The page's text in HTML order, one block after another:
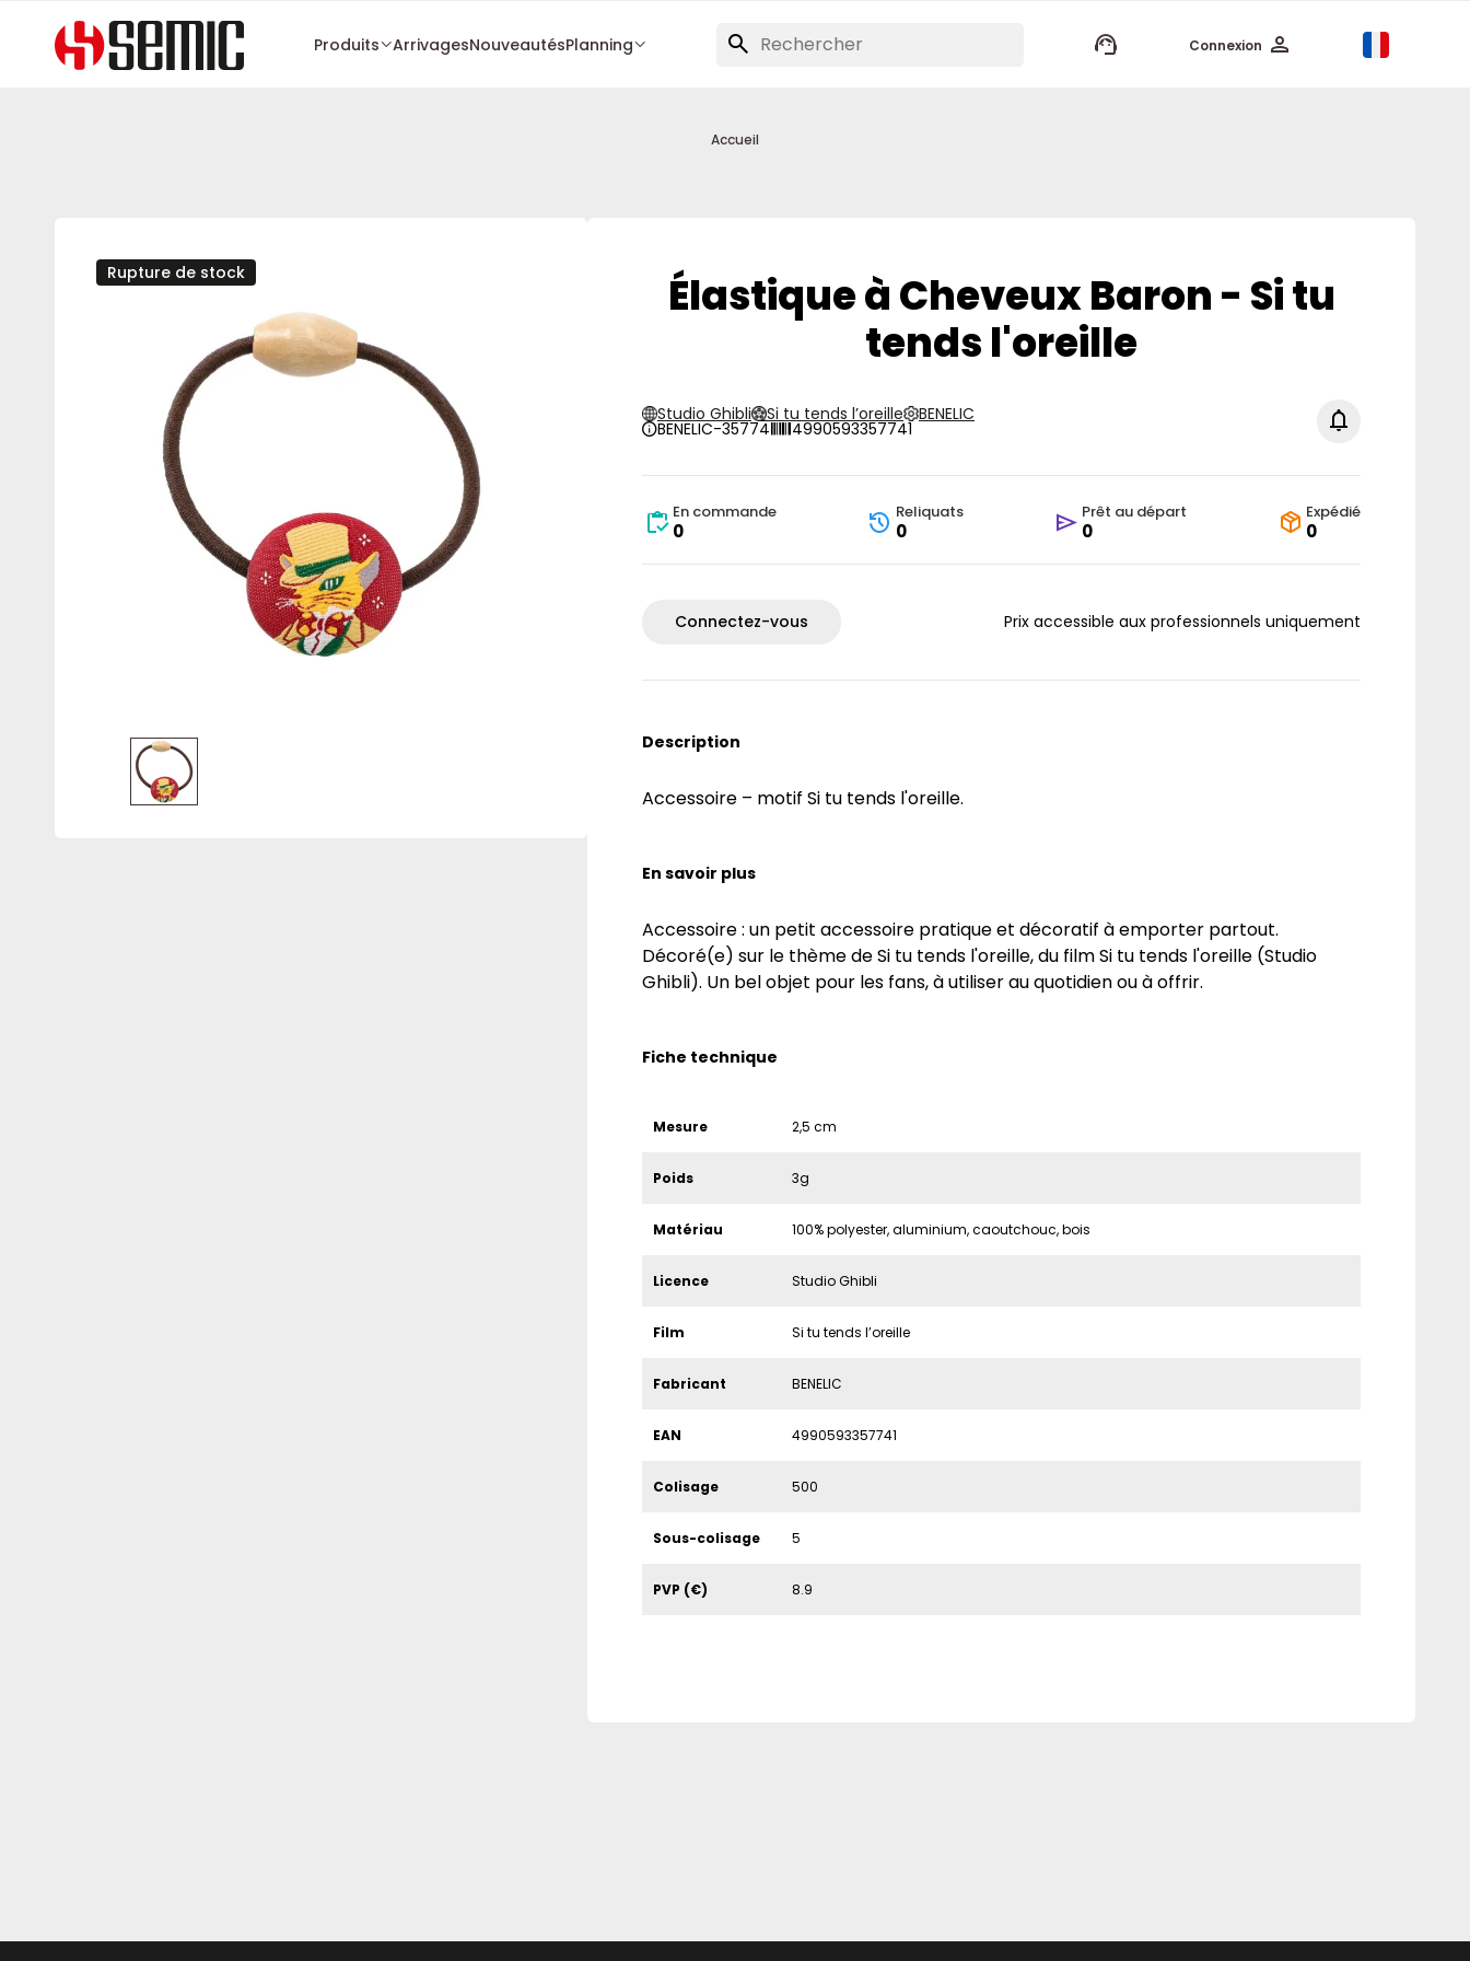
Produits ArrivagesNouveautésPlanning Connexion
Accueil
Rupture de stock
Élastique à Cheveux Baron - Si tu
tends l'oreille
Studio Ghibli Si tu tends l’oreille BENELIC
BENELIC-35774 4990593357741
En commande
0
Reliquats
0
Prêt au départ
0
Expédié
0
Connectez-vous Prix accessible aux professionnels uniquement
Description
Accessoire – motif Si tu tends l'oreille.
En savoir plus
Accessoire : un petit accessoire pratique et décoratif à emporter partout.
Décoré(e) sur le thème de Si tu tends l'oreille, du film Si tu tends l'oreille (Studio
Ghibli). Un bel objet pour les fans, à utiliser au quotidien ou à offrir.
Fiche technique
Mesure 2,5 cm
Poids 3g
Matériau 100% polyester, aluminium, caoutchouc, bois
Licence Studio Ghibli
Film Si tu tends l’oreille
Fabricant BENELIC
EAN 4990593357741
Colisage 500
Sous-colisage 5
PVP (€) 8.9